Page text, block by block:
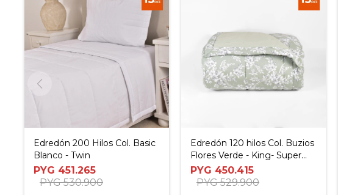
Edredón 200 Hilos Col. Basic
Blanco - Twin
PYG 451.265
PYG 530.900
Edredón 120 hilos Col. Buzios
Flores Verde - King- Super
King
PYG 450.415
PYG 529.900